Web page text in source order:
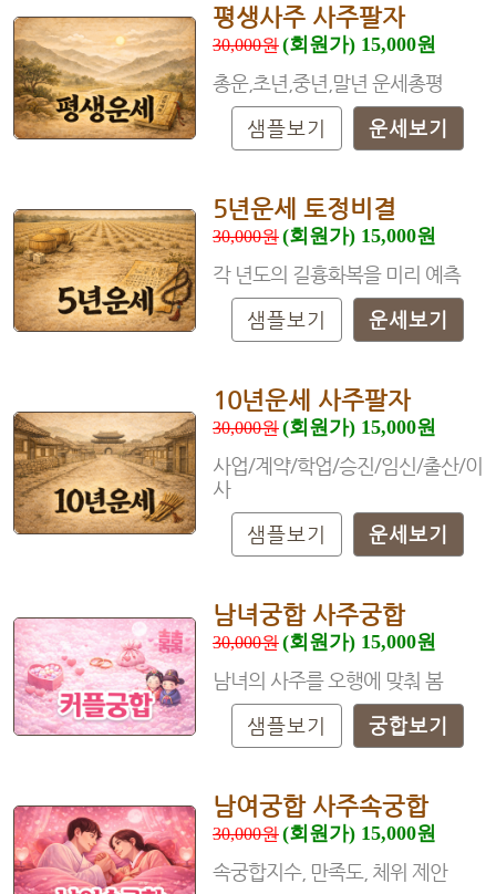
평생사주 사주팔자
30,000원(회원가) 15,000원
총운,초년,중년,말년 운세총평
샘플보기
운세보기
5년운세 토정비결
30,000원(회원가) 15,000원
각 년도의 길흉화복을 미리 예측
샘플보기
운세보기
10년운세 사주팔자
30,000원(회원가) 15,000원
사업/계약/학업/승진/임신/출산/이
사
샘플보기
운세보기
남녀궁합 사주궁합
30,000원(회원가) 15,000원
남녀의 사주를 오행에 맞춰 봄
샘플보기
궁합보기
남여궁합 사주속궁합
30,000원(회원가) 15,000원
속궁합지수, 만족도, 체위 제안